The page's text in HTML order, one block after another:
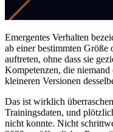
Emergentes Verhalten
ab einer bestimmten
auftreten, ohne dass sie
Kompetenzen, die
kleineren Versionen
Das ist wirklich
Trainingsdaten, und
nicht konnte. Nicht